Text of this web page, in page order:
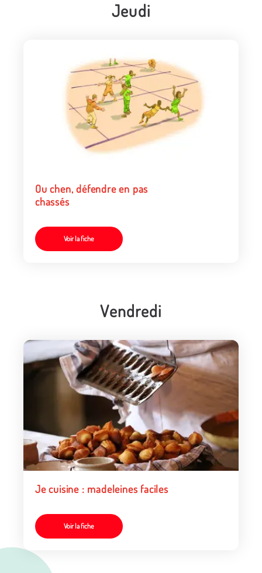
Jeudi
Ou chen, défendre en pas
chassés
Voir la fiche
Vendredi
Je cuisine : madeleines faciles
Voir la fiche